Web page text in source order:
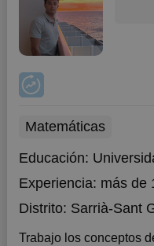
Matemáticas
Educación:
Experiencia: más de
Distrito: Sarrià-Sant
Trabajo los conceptos